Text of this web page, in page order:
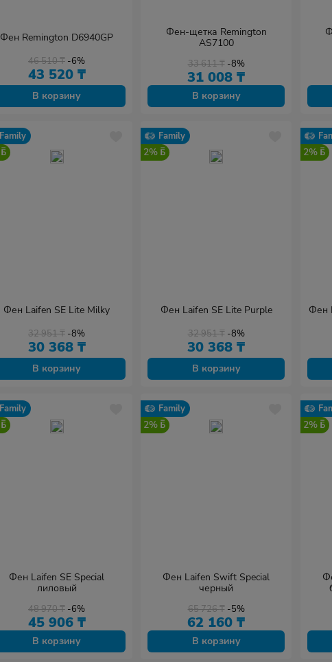
Фен Remington D6940GP
46 510₸ -6%
43 520 ₸
В корзину
Фен-щетка Remington
AS7100
33 611₸ -8%
31 008 ₸
В корзину
Family
Фен Laifen SE Lite Milky
32 951₸ -8%
30 368 ₸
В корзину
Family
2%
Фен Laifen SE Lite Purple
32 951₸ -8%
30 368 ₸
В корзину
2%
Фен
Family
Фен Laifen SE Special
лиловый
48 970₸ -6%
45 906 ₸
В корзину
Family
2%
Фен Laifen Swift Special
черный
65 726₸ -5%
62 160 ₸
В корзину
2%